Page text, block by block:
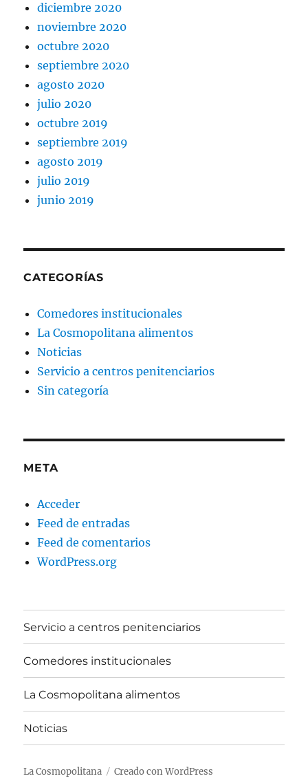
diciembre 2020
noviembre 2020
octubre 2020
septiembre 2020
agosto 2020
julio 2020
octubre 2019
septiembre 2019
agosto 2019
julio 2019
junio 2019
CATEGORÍAS
Comedores institucionales
La Cosmopolitana alimentos
Noticias
Servicio a centros penitenciarios
Sin categoría
META
Acceder
Feed de entradas
Feed de comentarios
WordPress.org
Servicio a centros penitenciarios
Comedores institucionales
La Cosmopolitana alimentos
Noticias
La Cosmopolitana Creado con WordPress